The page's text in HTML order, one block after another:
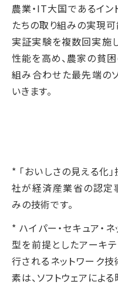
農業・IT大国であるイン
たちの取り組みの実現可
実証実験を複数回実施し
性能を高め、農家の貧
組み合わせた最先端の
いきます。
* 「おいしさの見える化
社が経済産業省の認定
みの技術です。
* ハイパー・セキュア・
型を前提としたアーキ
行されるネットワーク技
素は、ソフトウェアによ